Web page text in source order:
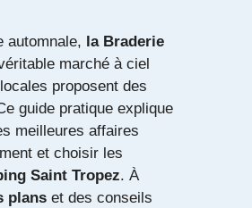
automnale, la Braderie
marché à ciel
proposent des
guide pratique explique
meilleures affaires
et choisir les
Saint Tropez. À
plans et des conseils